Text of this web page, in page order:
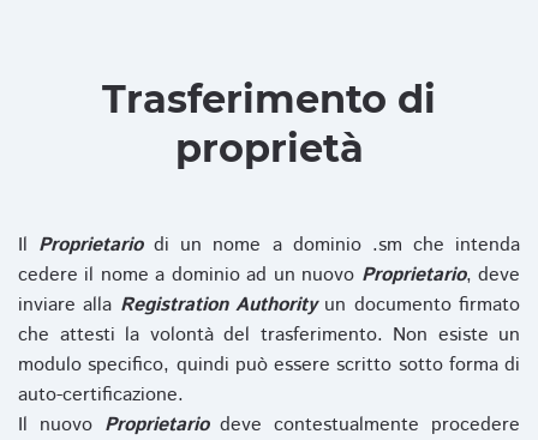
Trasferimento di
proprietà
Il Proprietariodi un nome a dominio .sm che intenda
cedere il nome a dominio ad un nuovo Proprietario, deve
inviare alla Registration Authorityun documento firmato
che attesti la volontà del trasferimento. Non esiste un
modulo specifico, quindi può essere scritto sotto forma di
auto-certificazione.
Il nuovo Proprietariodeve contestualmente procedere